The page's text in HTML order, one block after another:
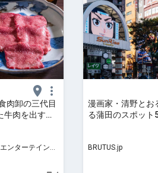
肉卸の三代目
肉を出す焼
ンターテインメ
漫画家・清野とお
る蒲田のスポット
BRUTUS.jp